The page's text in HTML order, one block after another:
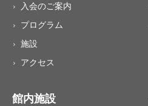
入会のご案内
プログラム
施設
アクセス
館内施設